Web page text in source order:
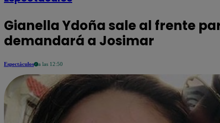
Gianella Ydoña sale al frente
demandará a Josimar
Espectáculos a las 12:50